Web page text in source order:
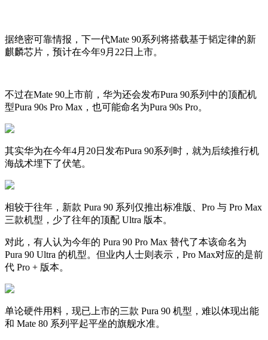
据绝密可靠情报，下一代Mate 90系列将搭载基于韬定律的新
麒麟芯片，预计在今年9月22日上市。
不过在Mate 90上市前，华为还会发布Pura 90系列中的顶配机
型Pura 90s Pro Max，也可能命名为Pura 90s Pro。
其实华为在今年4月20日发布Pura 90系列时，就为后续推行机
海战术埋下了伏笔。
相较于往年，新款 Pura 90 系列仅推出标准版、Pro 与 Pro Max
三款机型，少了往年的顶配 Ultra 版本。
对此，有人认为今年的 Pura 90 Pro Max 替代了本该命名为
Pura 90 Ultra 的机型。但业内人士则表示，Pro Max对应的是前
代 Pro + 版本。
单论硬件用料，现已上市的三款 Pura 90 机型，难以体现出能
和 Mate 80 系列平起平坐的旗舰水准。